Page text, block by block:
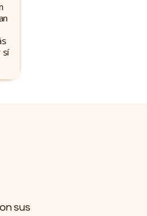
sí
sus